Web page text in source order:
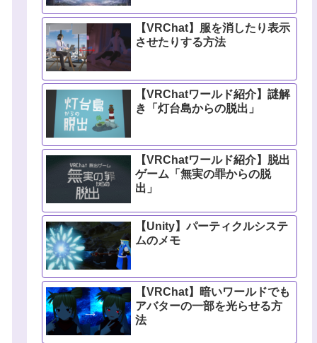
【VRChat】服を消したり表示
させたりする方法
【VRChatワールド紹介】謎解
き「灯台島からの脱出」
【VRChatワールド紹介】脱出
ゲーム「無実の罪からの脱
出」
【Unity】パーティクルシステ
ムのメモ
【VRChat】暗いワールドでも
アバターの一部を光らせる方
法